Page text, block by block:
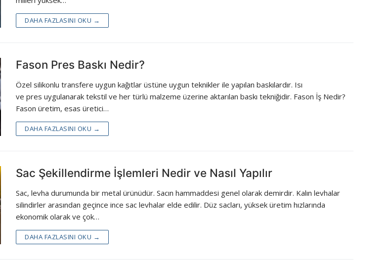
DAHA FAZLASINI OKU →
Fason Pres Baskı Nedir?
Özel silikonlu transfere uygun kağıtlar üstüne uygun teknikler ile yapılan baskılardır. Isı
ve pres uygulanarak tekstil ve her türlü malzeme üzerine aktarılan baskı tekniğidir. Fason İş Nedir?
Fason üretim, esas üretici…
DAHA FAZLASINI OKU →
Sac Şekillendirme İşlemleri Nedir ve Nasıl Yapılır
Sac, levha durumunda bir metal ürünüdür. Sacın hammaddesi genel olarak demirdir. Kalın levhalar
silindirler arasından geçince ince sac levhalar elde edilir. Düz sacları, yüksek üretim hızlarında
ekonomik olarak ve çok…
DAHA FAZLASINI OKU →